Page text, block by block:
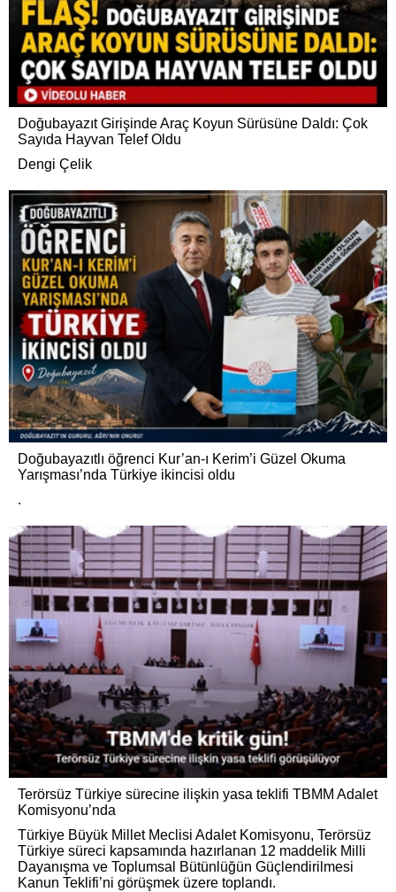
Doğubayazıt Girişinde Araç Koyun Sürüsüne Daldı: Çok
Sayıda Hayvan Telef Oldu
Dengi Çelik
Doğubayazıtlı öğrenci Kur’an-ı Kerim’i Güzel Okuma
Yarışması’nda Türkiye ikincisi oldu
.
Terörsüz Türkiye sürecine ilişkin yasa teklifi TBMM Adalet
Komisyonu’nda
Türkiye Büyük Millet Meclisi Adalet Komisyonu, Terörsüz
Türkiye süreci kapsamında hazırlanan 12 maddelik Milli
Dayanışma ve Toplumsal Bütünlüğün Güçlendirilmesi
Kanun Teklifi’ni görüşmek üzere toplandı.